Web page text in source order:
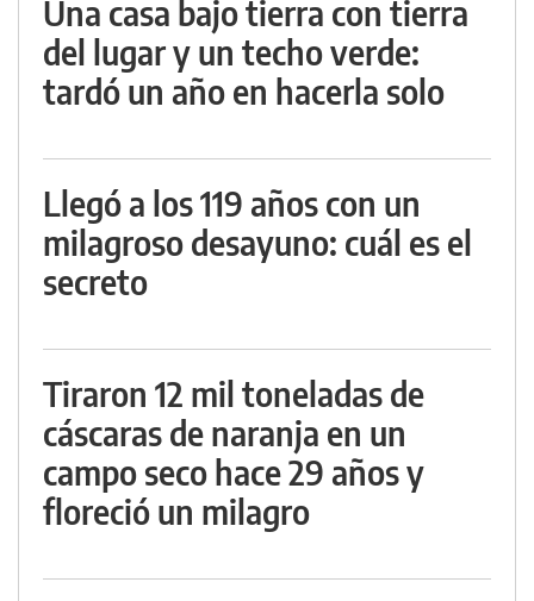
Una casa bajo tierra con tierra
del lugar y un techo verde:
tardó un año en hacerla solo
Llegó a los 119 años con un
milagroso desayuno: cuál es el
secreto
Tiraron 12 mil toneladas de
cáscaras de naranja en un
campo seco hace 29 años y
floreció un milagro